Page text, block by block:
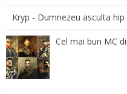
Kryp - Dumnezeu asculta
Cel mai bun MC